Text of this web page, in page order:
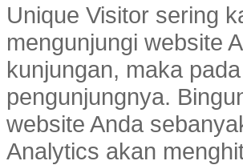
Unique Visitor sering
mengunjungi website
kunjungan, maka
pengunjungnya.
website Anda
Analytics akan